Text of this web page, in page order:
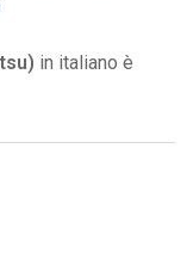
in italiano è